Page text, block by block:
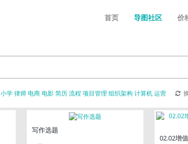
首页 导图社区 价
小学律师电商电影简历流程 项目管理 组织架构 计算机运营
写作选题
02.02增